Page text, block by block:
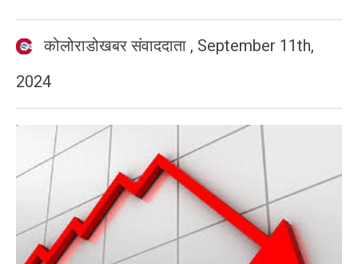
कोलोराडोखबर संवाददाता , September 11th,
2024